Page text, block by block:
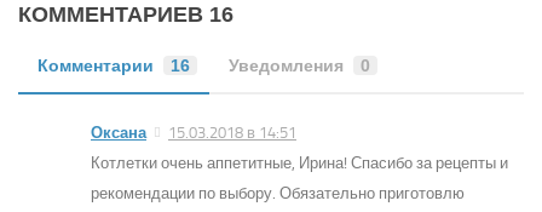
КОММЕНТАРИЕВ 16
Комментарии 16 Уведомления 0
Оксана
15.03.2018 в 14:51
Котлетки очень аппетитные, Ирина! Спасибо за рецепты и
рекомендации по выбору. Обязательно приготовлю